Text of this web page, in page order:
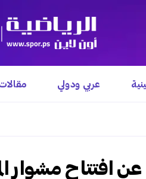
عربي ودولي
افتتاح مشوار